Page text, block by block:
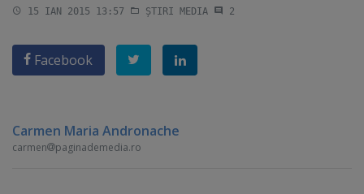
15 IAN 2015 13:57 ȘTIRI MEDIA 2
Facebook
Carmen Maria Andronache
carmen paginademedia.ro